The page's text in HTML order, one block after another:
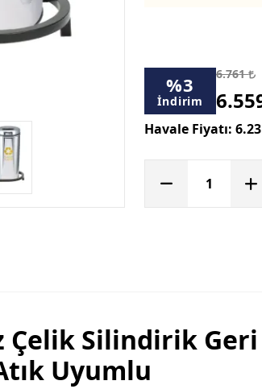
%3
İndirim
6.761
Havale Fiyatı:
Çelik Silindirik
Uyumlu